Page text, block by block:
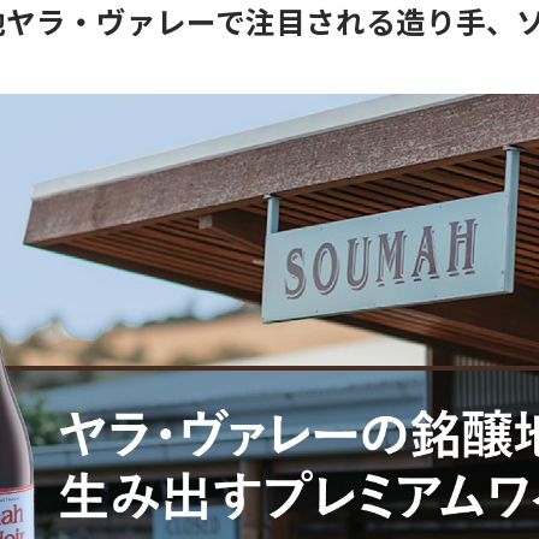
ラ・ヴァレーで注目される造り手、